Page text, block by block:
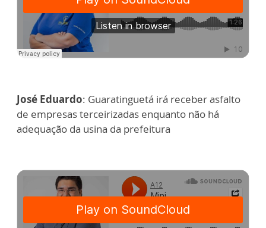
José Eduardo: Guaratinguetá irá receber asfalto
de empresas terceirizadas enquanto não há
adequação da usina da prefeitura